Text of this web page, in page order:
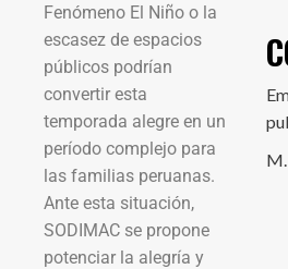
Fenómeno El Niño o la
escasez de espacios
públicos podrían
convertir esta
temporada alegre en un
período complejo para
las familias peruanas.
Ante esta situación,
SODIMAC se propone
potenciar la alegría y